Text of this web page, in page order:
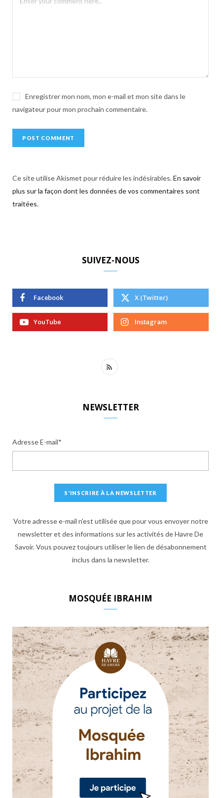
Enregistrer mon nom, mon e-mail et mon site dans le
navigateur pour mon prochain commentaire.
Ce site utilise Akismet pour réduire les indésirables.En savoir
plus sur la façon dont les données de vos commentaires sont
traitées.
SUIVEZ-NOUS
Facebook X (Twitter)
YouTube Instagram
R
NEWSLETTER
Adresse E-mail*
Votre adresse e-mail n'est utilisée que pour vous envoyer notre
newsletter et des informations sur les activités de Havre De
Savoir. Vous pouvez toujours utiliser le lien de désabonnement
inclus dans la newsletter.
MOSQUÉE IBRAHIM